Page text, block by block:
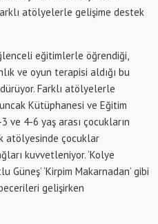
atölyelerle gelişime destek
eğitimlerle öğrendiği,
ve oyun terapisi aldığı bu
Farklı atölyelerle
Kütüphanesi ve Eğitim
ve 4-6 yaş arası çocukların
atölyesinde çocuklar
kuvvetleniyor. ‘Kolye
Güneş’ ‘Kirpim Makarnadan’ gibi
gelişirken